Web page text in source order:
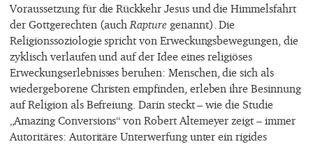
Voraussetzung für die Rückkehr Jesus und die Himmelsfahrt
der Gottgerechten (auch Rapture genannt). Die
Religionssoziologie spricht von Erweckungsbewegungen, die
zyklisch verlaufen und auf der Idee eines religiöses
Erweckungserlebnisses beruhen: Menschen, die sich als
wiedergeborene Christen empfinden, erleben ihre Besinnung
auf Religion als Befreiung. Darin steckt – wie die Studie
„Amazing Conversions“ von Robert Altemeyer zeigt – immer
Autoritäres: Autoritäre Unterwerfung unter ein rigides